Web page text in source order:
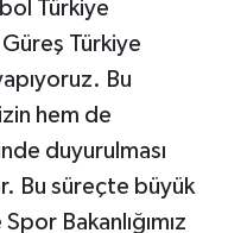
Türkiye
Türkiye
Bu
hem de
duyurulması
Bu süreçte büyük
Bakanlığımız